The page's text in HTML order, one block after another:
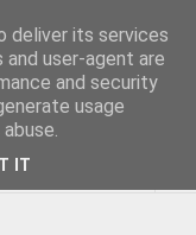
deliver its services
user-agent are
and security
usage
IT